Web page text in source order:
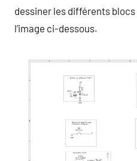
dessiner les différents
l’image ci-dessous.